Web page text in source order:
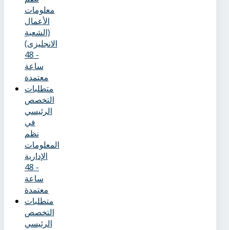
معلومات
الأعمال
(الشعبة
الانجليزى)
- 48
ساعة
معتمدة
متطلبات
التخصص
الرئيسي
في
نظم
المعلومات
الإدارية
- 48
ساعة
معتمدة
متطلبات
التخصص
الرئيسي